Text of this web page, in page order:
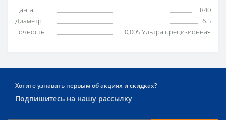
Цанга
ER40
Диаметр
6.5
Точность
0,005 Ультра прецизионная
Хотите узнавать первым об акциях и скидках?
Подпишитесь на нашу рассылку